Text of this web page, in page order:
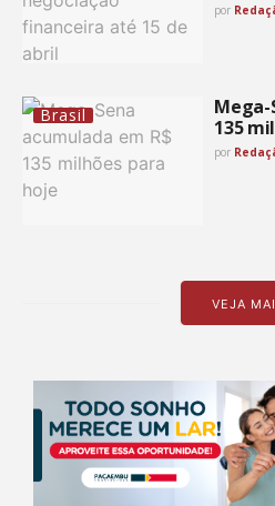
por
Brasil
Mega-
135
por
VEJA